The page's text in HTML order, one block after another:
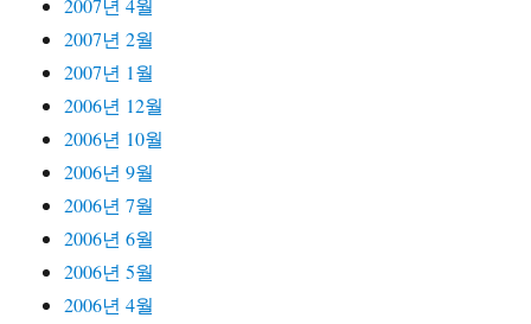
2007년 4월
2007년 2월
2007년 1월
2006년 12월
2006년 10월
2006년 9월
2006년 7월
2006년 6월
2006년 5월
2006년 4월